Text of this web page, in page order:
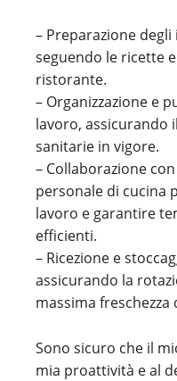
– Preparazione
seguendo le ricette
ristorante.
– Organizzazione e
lavoro, assicurando
sanitarie in vigore.
– Collaborazione
personale di cucina
lavoro e garantire
efficienti.
– Ricezione e
assicurando la
massima
Sono sicuro che il
mia proattività e al